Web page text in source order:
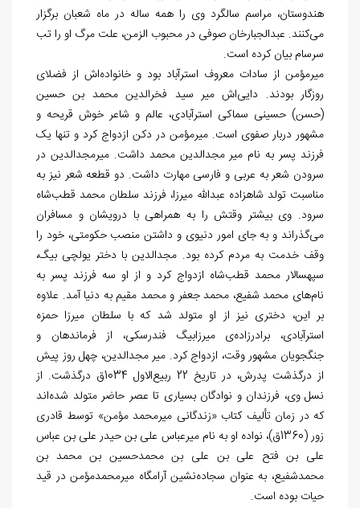
هندوستان، مراسم سالگرد وی را همه ساله در ماه شعبان برگزار
می‌کنند. عبدالجبارخان صوفی در محبوب الزمن، علت مرگ او را تب
سرسام بیان کرده است.
میرمؤمن از سادات معروف استرآباد بود و خانواده‌اش از فضلای
روزگار بودند. دایی‌اش میر سید فخرالدین محمد بن حسین
(حسن) حسینی سماکی استرآبادی، عالم و شاعر خوش قریحه و
مشهور دربار صفوی است. میرمؤمن در دکن ازدواج کرد و تنها یک
فرزند پسر به نام میر مجدالدین محمد داشت. میرمجدالدین در
سرودن شعر به عربی و فارسی مهارت داشت. دو قطعه شعر نیز به
مناسبت تولد شاهزاده عبدالله میرزا، فرزند سلطان محمد قطب‌شاه
سرود. وی بیشتر وقتش را به همراهی با درویشان و مسافران
می‌گذراند و به جای امور دنیوی و داشتن منصب حکومتی، خود را
وقف خدمت به مردم کرده بود. مجدالدین با دختر یولچی بیگ،
سپهسالار محمد قطب‌شاه ازدواج کرد و از او سه فرزند پسر به
نام‌های محمد شفیع، محمد جعفر و محمد مقیم به دنیا آمد. علاوه
بر این، دختری نیز از او متولد شد که با سلطان میرزا حمزه
استرآبادی، برادرزاده‌ی میرزابیگ فندرسکی، از فرماندهان و
جنگجویان مشهور وقت، ازدواج کرد. میر مجدالدین، چهل روز پیش
از درگذشت پدرش، در تاریخ 22 ربیع‌الاول 1034ق درگذشت. از
نسل وی، فرزندان و نوادگان بسیاری تا عصر حاضر متولد شده‌اند
که در زمان تألیف کتاب «زندگانی میرمحمد مؤمن» توسط قادری
زور (1360ق)، نواده او به نام میرعباس علی بن حیدر علی بن عباس
علی بن فتح علی بن علی بن محمدحسین بن محمد بن
محمدشفیع، به عنوان سجاده‌نشین آرامگاه میرمحمدمؤمن در قید
حیات بوده است.